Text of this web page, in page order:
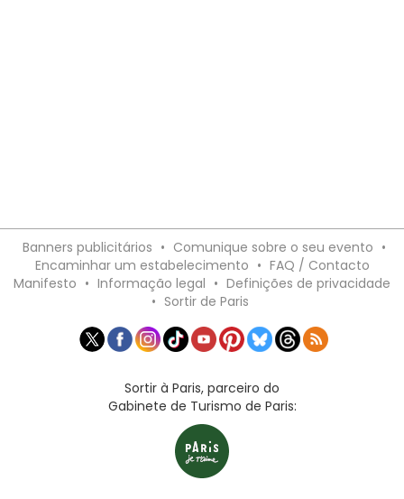
Banners publicitários • Comunique sobre o seu evento •
Encaminhar um estabelecimento • FAQ / Contacto
Manifesto • Informação legal • Definições de privacidade
• Sortir de Paris
Sortir à Paris, parceiro do
Gabinete de Turismo de Paris: